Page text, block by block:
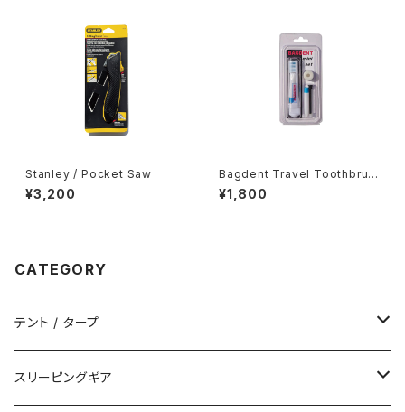
Stanley / Pocket Saw
¥3,200
Bagdent Travel Toothbrus
h Set
¥1,800
CATEGORY
テント / タープ
タープ / シェルター
スリーピングギア